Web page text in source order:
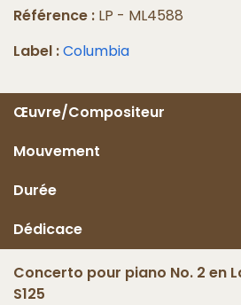
Référence : LP - ML4588
Label :Columbia
Œuvre/Compositeur
Mouvement
Durée
Dédicace
Concerto pour piano No. 2 en
S125